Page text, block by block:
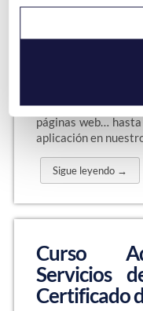
que tiene de
su paso a paso,
páginas web…
aplicación en
Sigue leyendo →
Curso
Servicios
Certificado